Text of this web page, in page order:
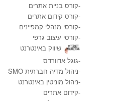
-קורס בניית אתרים
-קורס קידום אתרים
-קורסי מנהלי קמפיינים
-קורסי עיצוב גרפי
שיווק באינטרנט
-גוגל אדוורדס
-ניהול מדיה חברתית SMO
-ניהול מוניטין באינטרנט
-קידום אתרים